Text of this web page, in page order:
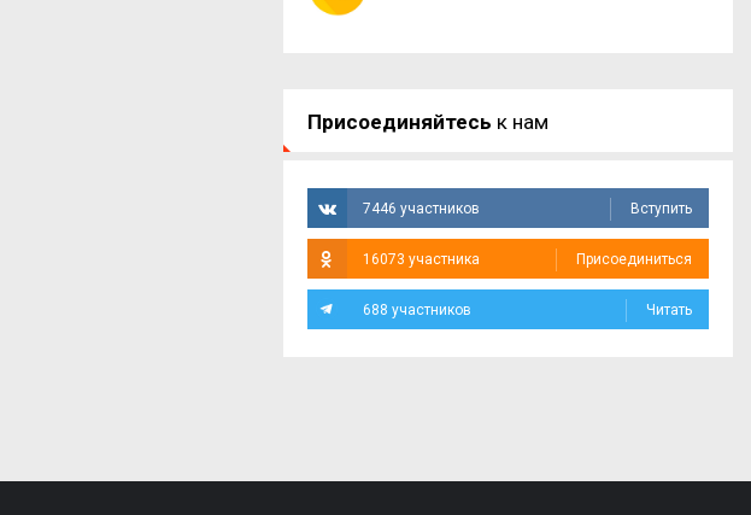
Присоединяйтесь к нам
7446 участников Вступить
16073 участника Присоединиться
688 участников Читать